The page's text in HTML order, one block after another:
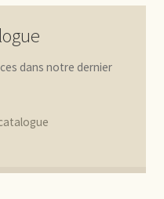
dans notre dernier